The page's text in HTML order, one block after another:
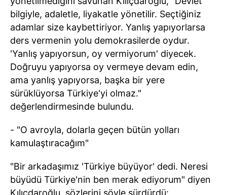
bilgiyle, adaletle, liyakatle yönetilir. Seçtiğiniz
adamlar size kaybettiriyor. Yanlış yapıyorlarsa
ders vermenin yolu demokrasilerde oydur.
'Yanlış yapıyorsun, oy vermiyorum' diyecek.
Doğruyu yapıyorsa oy vermeye devam edin,
ama yanlış yapıyorsa, başka bir yere
sürüklüyorsa Türkiye'yi olmaz."
değerlendirmesinde bulundu.
- "O avroyla, dolarla geçen bütün yolları
kamulaştıracağım"
"Bir arkadaşımız 'Türkiye büyüyor' dedi. Neresi
büyüdü Türkiye'nin ben merak ediyorum" diyen
Kılıçdaroğlu, sözlerini şöyle sürdürdü: